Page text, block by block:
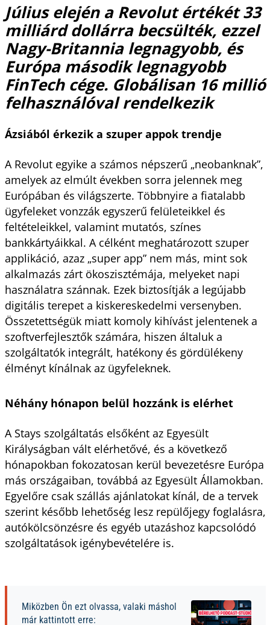
Július elején a Revolut értékét 33
milliárd dollárra becsülték, ezzel
Nagy-Britannia legnagyobb, és
Európa második legnagyobb
FinTech cége. Globálisan 16 millió
felhasználóval rendelkezik
Ázsiából érkezik a szuper appok trendje
A Revolut egyike a számos népszerű „neobanknak”,
amelyek az elmúlt években sorra jelennek meg
Európában és világszerte. Többnyire a fiatalabb
ügyfeleket vonzzák egyszerű felületeikkel és
feltételeikkel, valamint mutatós, színes
bankkártyáikkal. A célként meghatározott szuper
applikáció, azaz „super app” nem más, mint sok
alkalmazás zárt ökoszisztémája, melyeket napi
használatra szánnak. Ezek biztosítják a legújabb
digitális terepet a kiskereskedelmi versenyben.
Összetettségük miatt komoly kihívást jelentenek a
szoftverfejlesztők számára, hiszen általuk a
szolgáltatók integrált, hatékony és gördülékeny
élményt kínálnak az ügyfeleknek.
Néhány hónapon belül hozzánk is elérhet
A Stays szolgáltatás elsőként az Egyesült
Királyságban vált elérhetővé, és a következő
hónapokban fokozatosan kerül bevezetésre Európa
más országaiban, továbbá az Egyesült Államokban.
Egyelőre csak szállás ajánlatokat kínál, de a tervek
szerint később lehetőség lesz repülőjegy foglalásra,
autókölcsönzésre és egyéb utazáshoz kapcsolódó
szolgáltatások igénybevételére is.
Miközben Ön ezt olvassa, valaki máshol
már kattintott erre: